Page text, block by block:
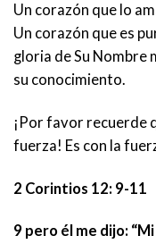
Un corazón que lo
Un corazón que es
gloria de Su Nombre
su conocimiento.
¡Por favor recuerde
fuerza! Es con la
2 Corintios 12: 9-11
9 pero él me dijo: